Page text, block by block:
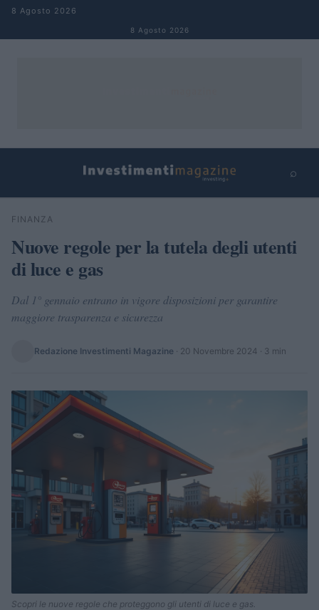
Salta al contenuto
8 Agosto 2026
8 Agosto 2026
⌕
Cerca
FINANZA
Nuove regole per la tutela degli utenti
di luce e gas
Dal 1° gennaio entrano in vigore disposizioni per garantire
maggiore trasparenza e sicurezza
Redazione Investimenti Magazine · 20 Novembre 2024 · 3 min
Scopri le nuove regole che proteggono gli utenti di luce e gas.